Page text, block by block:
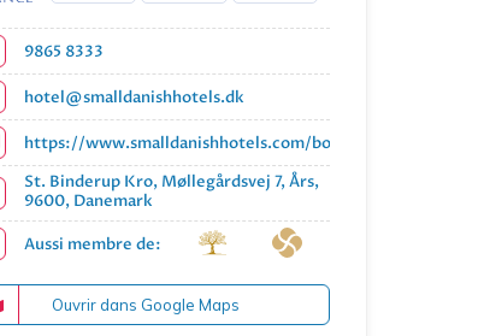
9865 8333
hotel@smalldanishhotels.dk
https://www.smalldanishhotels.com/booking/st-binderup-
St. Binderup Kro, Møllegårdsvej 7, Års,
9600, Danemark
Aussi membre de:
Ouvrir dans Google Maps